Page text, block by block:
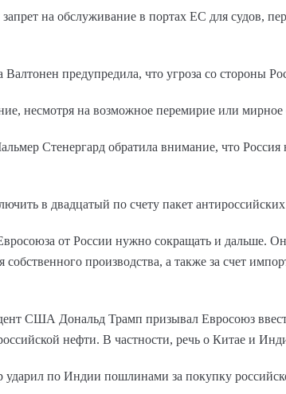
на обслуживание в портах ЕС для судов,
предупредила, что угроза со стороны
несмотря на возможное перемирие или мирное
Стенергард обратила внимание, что Россия
в двадцатый по счету пакет
от России нужно сокращать и дальше.
производства, а также за счет
США Дональд Трамп призывал Евросоюз
нефти. В частности, речь о Китае и
ударил по Индии пошлинами за покупку